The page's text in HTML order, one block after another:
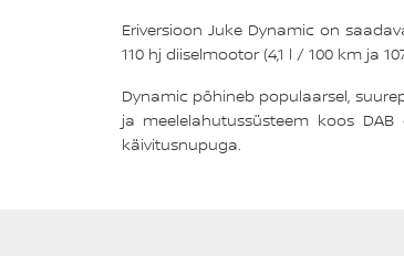
Eriversioon Juke Dynamic on
110 hj diiselmootor (4,1 l / 100 km ja
Dynamic põhineb populaarsel,
ja meelelahutussüsteem koos
käivitusnupuga.